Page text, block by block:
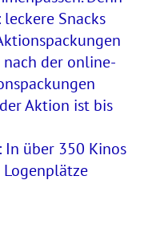
Snacks
der online-
Aktion ist bis
In über 350 Kinos